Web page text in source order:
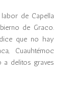
de Capella
de Graco.
que no hay
Cuauhtémoc
delitos graves